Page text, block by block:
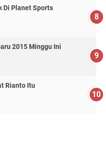
Di Planet Sports
2015 Minggu Ini
Rianto Itu